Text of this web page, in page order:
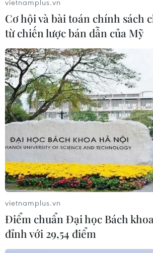
Cơ hội và bài toán chính sách
từ chiến lược bán dẫn của Mỹ
vietnamplus.vn
Điểm chuẩn Đại học Bách
đỉnh với 29,54 điểm